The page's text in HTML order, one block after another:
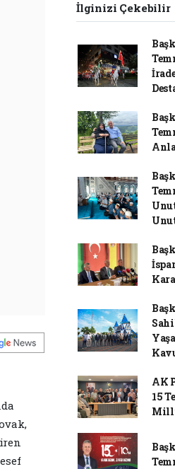
İlginizi Çekebilir
AK
15